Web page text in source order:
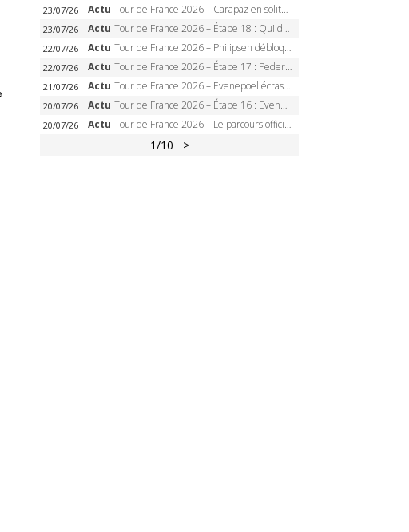
23/07/26 Actu Tour de France 2026 – Carapaz en solitaire à Orcières-Merlette, Paret-Peintre à un point du maillot à pois
23/07/26 Actu Tour de France 2026 – Étape 18 : Qui domptera Orcières-Merlette, première marche vers l’Alpe d’Huez ?
22/07/26 Actu Tour de France 2026 – Philipsen débloque son compteur à Voiron, Pedersen en danger pour le maillot vert
22/07/26 Actu Tour de France 2026 – Étape 17 : Pedersen peut-il verrouiller le maillot vert à Voiron ?
21/07/26 Actu Tour de France 2026 – Evenepoel écrase le chrono d’Évian, Seixas 4e, Lipowitz abandonne
20/07/26 Actu Tour de France 2026 – Étape 16 : Evenepoel, Pogacar, Ganna… qui domptera le chrono d’Évian pour redessiner le podium ?
20/07/26 Actu Tour de France 2026 – Le parcours officiel complet : 21 étapes, profils, carte et dates
1/10 >